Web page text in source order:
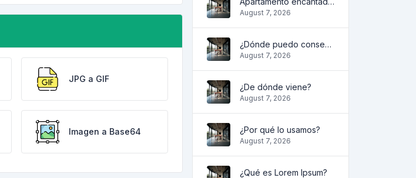
JPG a GIF
Imagen a Base64
August 7, 2026
¿Dónde puedo conseguirlo?
August 7, 2026
¿De dónde viene?
August 7, 2026
¿Por qué lo usamos?
August 7, 2026
¿Qué es Lorem Ipsum?